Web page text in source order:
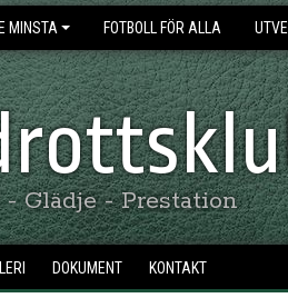
MINSTA FOTBOLL FÖR ALLA
Glädje - Prestation
DOKUMENT KONTAKT